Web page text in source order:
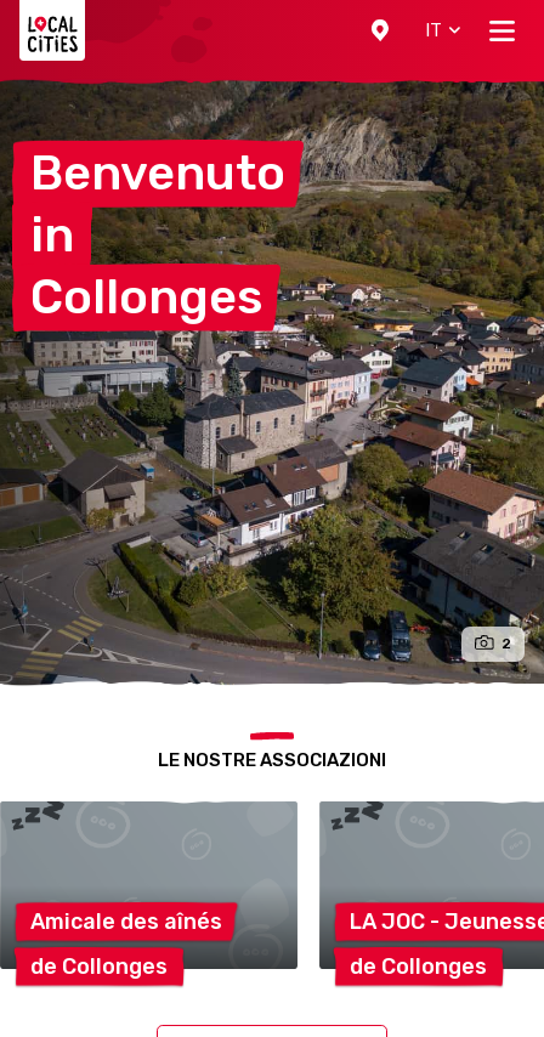
IT
Benvenuto
in
Collonges
2
LE NOSTRE ASSOCIAZIONI
Amicale des aînés
de Collonges
LA JOC -
de Collonges